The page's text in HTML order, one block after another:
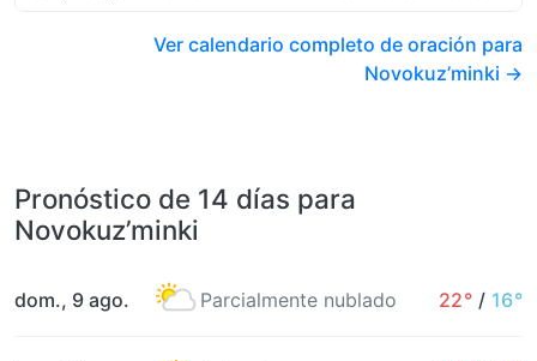
Ver calendario completo de oración para
Novokuz’minki →
Pronóstico de 14 días para
Novokuz’minki
dom., 9 ago. Parcialmente nublado 22° / 16°